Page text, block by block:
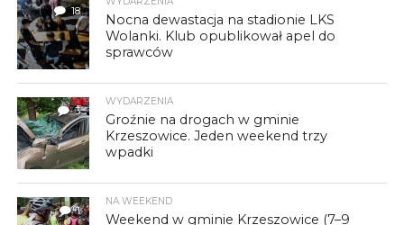
18
Nocna dewastacja na stadionie LKS
Wolanki. Klub opublikował apel do
sprawców
3
WYDARZENIA
Groźnie na drogach w gminie
Krzeszowice. Jeden weekend trzy
wpadki
1
NA WEEKEND
Weekend w gminie Krzeszowice (7–9